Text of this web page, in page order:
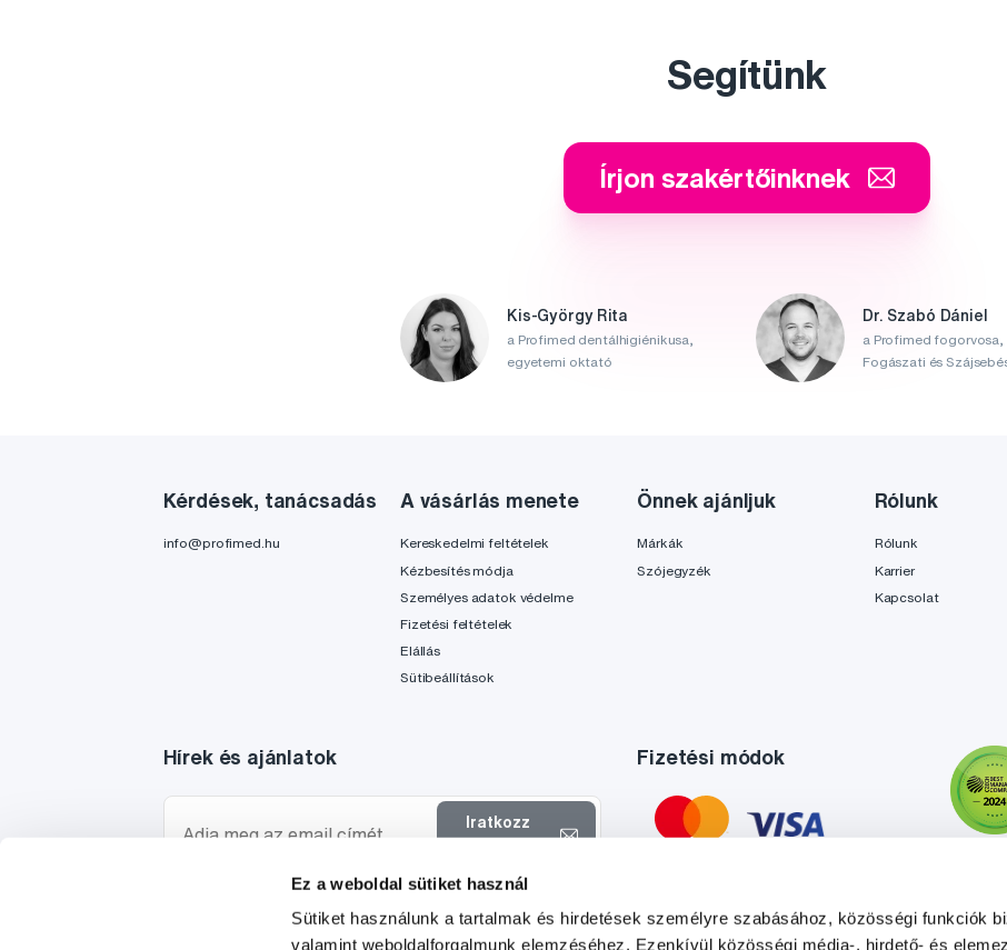
Ez a weboldal sütiket használ
Sütiket használunk a tartalmak és hirdetések személyre szabásához, közösségi funkciók
valamint weboldalforgalmunk elemzéséhez. Ezenkívül közösségi média-, hirdető- és
Segítünk
Írjon szakértőinknek
Kis-György Rita
a Profimed dentálhigiénikusa,
egyetemi oktató
Dr. Szabó Dániel
a Profimed fogorvosa,
Fogászati és
Kérdések, tanácsadás
info@profimed.hu
A vásárlás menete
Kereskedelmi feltételek
Kézbesítés módja
Személyes adatok védelme
Fizetési feltételek
Elállás
Sütibeállítások
Önnek ajánljuk
Márkák
Szójegyzék
Rólunk
Rólunk
Karrier
Kapcsolat
Hírek és ajánlatok
Iratkozz
Szeretnék tájékoztatást kapni a hírekről és ajánlatokról és
egyetértek a személyes
adataim feldolgozásával
Fizetési módok